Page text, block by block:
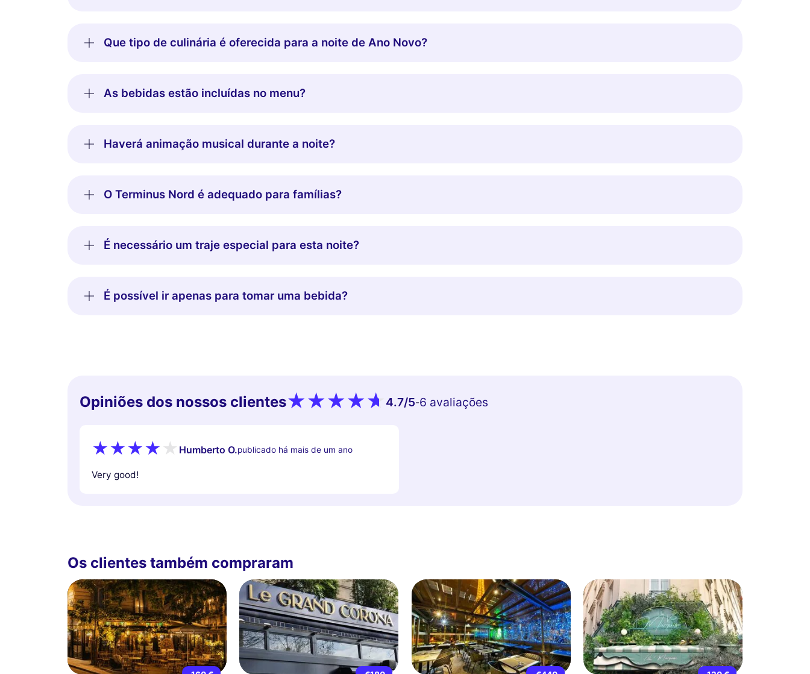
Que tipo de culinária é oferecida para a noite de Ano Novo?
As bebidas estão incluídas no menu?
Haverá animação musical durante a noite?
O Terminus Nord é adequado para famílias?
É necessário um traje especial para esta noite?
É possível ir apenas para tomar uma bebida?
Opiniões dos nossos clientes 4.7/5-6 avaliações
Humberto O.publicado há mais de um ano
Very good!
Os clientes também compraram